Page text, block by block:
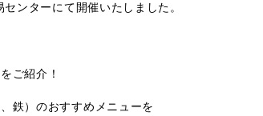
ンターにて開催いたしました。
ご紹介！
鉄）のおすすめメニューを